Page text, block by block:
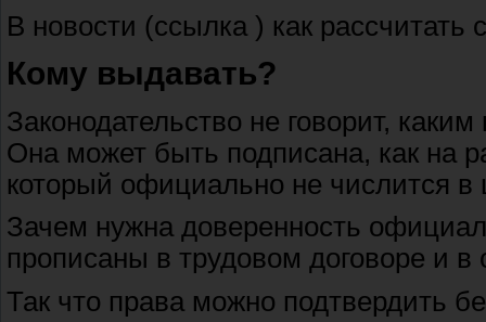
В новости (ссылка ) как рассчитать
Кому выдавать?
Законодательство не говорит,
Она может быть подписана, как на
который официально не числится в
Зачем нужна доверенность
прописаны в трудовом договоре и
Так что права можно подтвердить